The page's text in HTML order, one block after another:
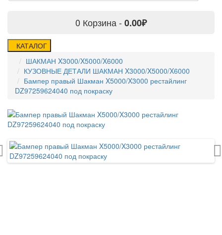
0 Корзина - 0.00₽
КАТАЛОГ
ШАКМАН X3000/X5000/X6000
КУЗОВНЫЕ ДЕТАЛИ ШАКМАН X3000/X5000/X6000
Бампер правый Шакман X5000/X3000 рестайлинг
DZ97259624040 под покраску